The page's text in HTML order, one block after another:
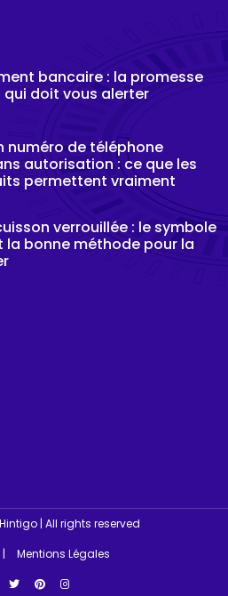
bancaire : la promesse
qui doit vous alerter
numéro de téléphone
autorisation : ce que les
permettent vraiment
verrouillée : le symbole
la bonne méthode pour la
| All rights reserved
Mentions Légales
TwitterPinterest